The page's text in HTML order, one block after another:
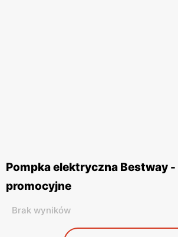
Pompka elektryczna Bestway
promocyjne
Brak wyników